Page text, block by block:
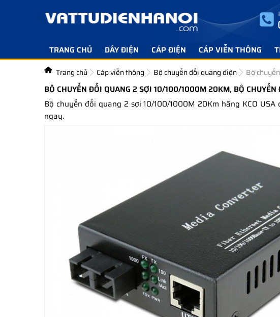
TRANG CHỦ DÂY ĐIỆN CÁP ĐIỆN CÁP VIỄN THÔNG
Trang chủ Cáp viễn thông Bộ chuyển đổi quang điện Bộ
BỘ CHUYỂN ĐỔI QUANG 2 SỢI 10/100/1000M 20KM, BỘ
Bộ chuyển đổi quang 2 sợi 10/100/1000M 20Km hãng KCO
ngay.